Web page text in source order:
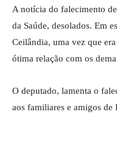
A notícia do falecimento
da Saúde, desolados. Em
Ceilândia, uma vez que
ótima relação com os
O deputado, lamenta o
aos familiares e amigos de